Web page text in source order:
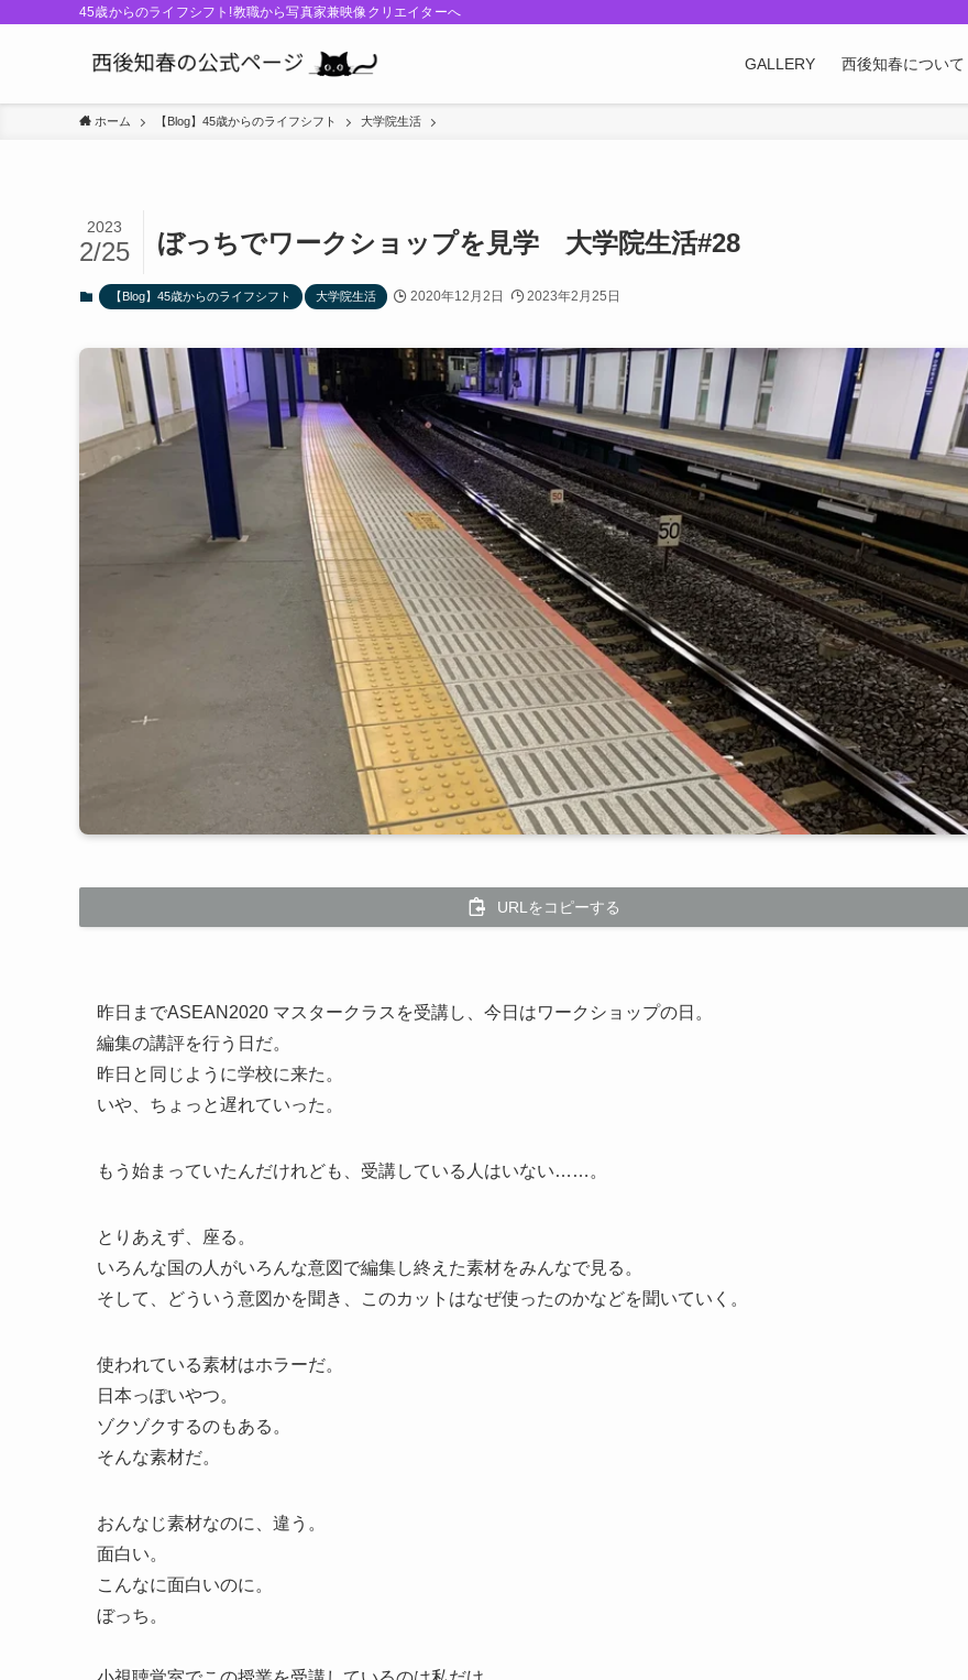
45歳からのライフシフト!教職から写真家兼映像クリエイターへ
GALLERY 西後知春について
ホーム 【Blog】45歳からのライフシフト 大学院生活
ぼっちでワークショップを見学 大学院生活#28
2023
2/25
【Blog】45歳からのライフシフト 大学院生活 2020年12月2日 2023年2月25日
URLをコピーする
昨日までASEAN2020 マスタークラスを受講し、今日はワークショップの日。
編集の講評を行う日だ。
昨日と同じように学校に来た。
いや、ちょっと遅れていった。
もう始まっていたんだけれども、受講している人はいない……。
とりあえず、座る。
いろんな国の人がいろんな意図で編集し終えた素材をみんなで見る。
そして、どういう意図かを聞き、このカットはなぜ使ったのかなどを聞いていく。
使われている素材はホラーだ。
日本っぽいやつ。
ゾクゾクするのもある。
そんな素材だ。
おんなじ素材なのに、違う。
面白い。
こんなに面白いのに。
ぼっち。